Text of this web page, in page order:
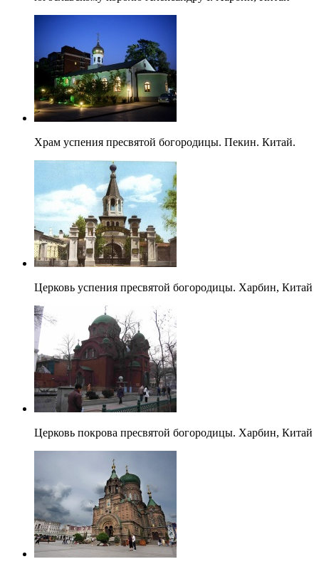
Храм успения пресвятой богородицы. Пекин. Китай.
Церковь успения пресвятой богородицы. Харбин, Китай
Церковь покрова пресвятой богородицы. Харбин, Китай